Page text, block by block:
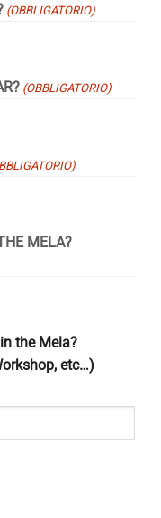
(OBBLIGATORIO)
(OBBLIGATORIO)
MELA?
the Mela?
etc…)